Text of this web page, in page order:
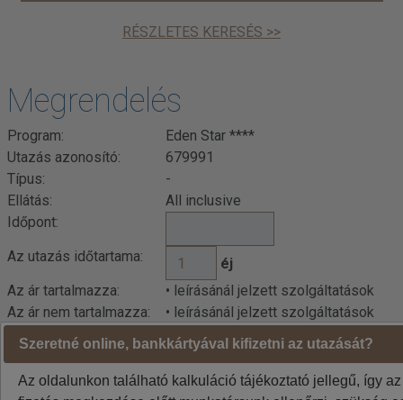
RÉSZLETES KERESÉS >>
Megrendelés
Program:
Eden Star ****
Utazás azonosító:
679991
Típus:
-
Ellátás:
All inclusive
Időpont:
Az utazás időtartama:
éj
Az ár tartalmazza:
• leírásánál jelzett szolgáltatások
Az ár nem tartalmazza:
• leírásánál jelzett szolgáltatások
Indulási városok jelentése: BUD=Budapest DEB=Debrecen
BTS=Pozsony, VIE=Bécs
Szeretné online, bankkártyával kifizetni az utazását?
Az oldalunkon található kalkuláció tájékoztató jellegű, így